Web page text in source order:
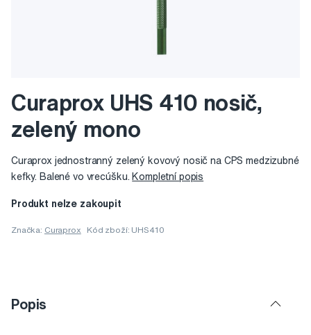
Curaprox UHS 410 nosič,
zelený mono
Curaprox jednostranný zelený kovový nosič na CPS medzizubné
kefky. Balené vo vrecúšku. Kompletní popis
Produkt nelze zakoupit
Značka: Curaprox Kód zboží: UHS410
Popis